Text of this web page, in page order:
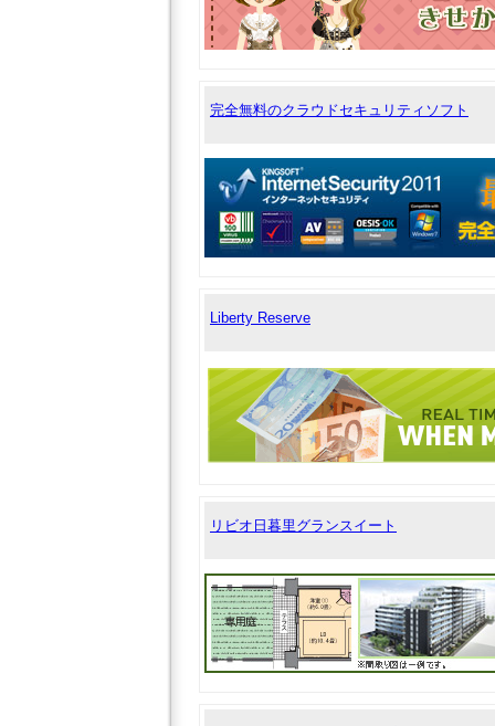
完全無料のクラウドセキュリティソフト
Liberty Reserve
リビオ日暮里グランスイート